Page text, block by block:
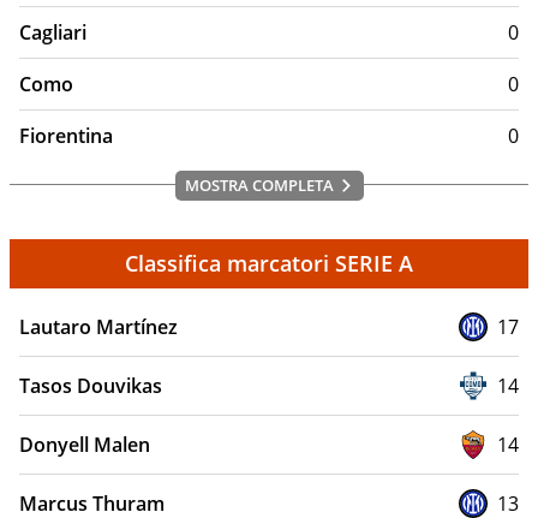
Cagliari
0
Como
0
Fiorentina
0
MOSTRA COMPLETA
Classifica marcatori SERIE A
Lautaro Martínez 17
Tasos Douvikas 14
Donyell Malen 14
Marcus Thuram 13